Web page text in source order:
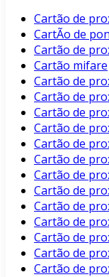
Cartão de
CartÃo de
Cartão de
Cartão mifare
Cartão de
Cartão de
Cartão de
Cartão de
Cartão de
Cartão de
Cartão de
Cartão de
Cartão de
Cartão de
Cartão de
Cartão de
Cartão de